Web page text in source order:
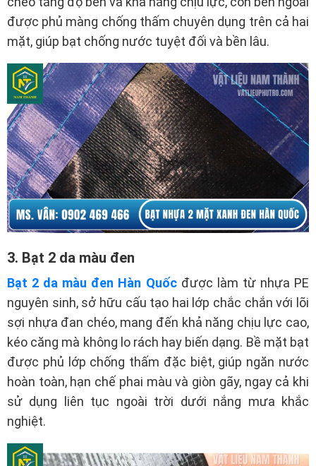
được phủ màng chống thấm chuyên dụng trên cả hai
mặt, giúp bạt chống nước tuyệt đối và bền lâu.
3. Bạt 2 da màu đen
Bạt 2 da màu đen Hàn Quốcđược làm từ nhựa PE
nguyên sinh, sở hữu cấu tạo hai lớp chắc chắn với lõi
sợi nhựa đan chéo, mang đến khả năng chịu lực cao,
kéo căng mà không lo rách hay biến dạng. Bề mặt bạt
được phủ lớp chống thấm đặc biệt, giúp ngăn nước
hoàn toàn, hạn chế phai màu và giòn gãy, ngay cả khi
sử dụng liên tục ngoài trời dưới nắng mưa khắc
nghiệt.